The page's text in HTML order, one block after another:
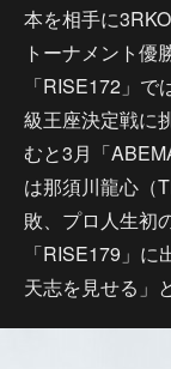
本を相手に
トーナメント優
「RISE172」
級王座決定戦に
むと3月「
は那須川龍心（
敗、プロ人生初
「RISE179」
天志を見せる」